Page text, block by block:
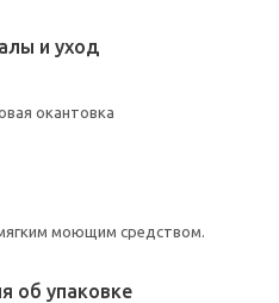
и уход
окантовка
моющим средством.
об упаковке